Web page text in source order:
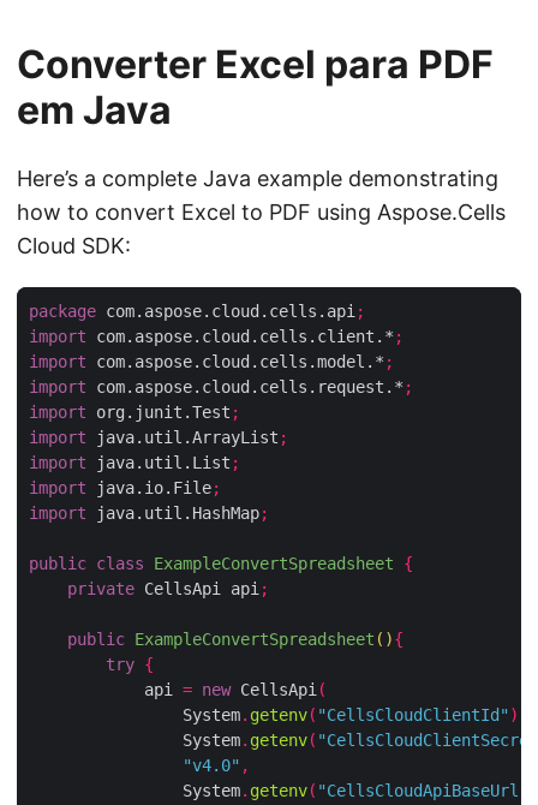
Converter Excel para PDF
em Java
Here’s a complete Java example demonstrating
how to convert Excel to PDF using Aspose.Cells
Cloud SDK:
package com.aspose.cloud.cells.api ;
import com.aspose.cloud.cells.client.* ;
import com.aspose.cloud.cells.model.* ;
import com.aspose.cloud.cells.request.* ;
import org.junit.Test ;
import java.util.ArrayList ;
import java.util.List ;
import java.io.File;
import java.util.HashMap;
public class ExampleConvertSpreadsheet
{
private CellsApi api ;
public ExampleConvertSpreadsheet (){
try {
            api
= new CellsApi (
                System
. getenv( "CellsCloudClientId" ),
                System
. getenv(
"v4.0" ,
                System
. getenv( "CellsCloudApiBaseUrl"